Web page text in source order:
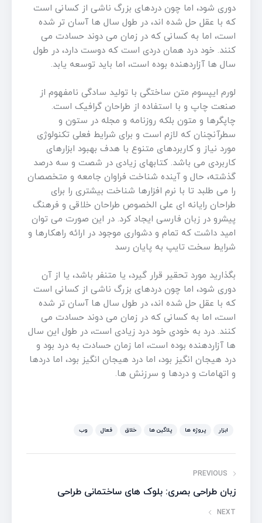
دوری شود، اما چون دردهای بزرگ ناشی از کسانی است
که با عقل حل شده اند، در طول سال ها آسان تر شده
است، اما به کسانی که در زمان می دوند حسادت می
کنند. خود درد همان دردی است که دوست دارد، در طول
سال ها آزاردهنده بوده است، اما باید توسعه یابد.
لورم ایپسوم متن ساختگی با تولید سادگی نامفهوم از
صنعت چاپ و با استفاده از طراحان گرافیک است.
چاپگرها و متون بلکه روزنامه و مجله در ستون و
سطرآنچنان که لازم است و برای شرایط فعلی تکنولوژی
مورد نیاز و کاربردهای متنوع با هدف بهبود ابزارهای
کاربردی می باشد. کتابهای زیادی در شصت و سه درصد
گذشته، حال و آینده شناخت فراوان جامعه و متخصصان
را می طلبد تا با نرم افزارها شناخت بیشتری را برای
طراحان رایانه ای علی الخصوص طراحان خلاقی و فرهنگ
پیشرو در زبان فارسی ایجاد کرد. در این صورت می توان
امید داشت که تمام و دشواری موجود در ارائه راهکارها و
شرایط سخت تایپ به پایان رسد
بگذارید مورد تحقیر قرار گیرد، یا متنفر باشد، یا از آن
دوری شود، اما چون دردهای بزرگ ناشی از کسانی است
که با عقل حل شده اند، در طول سال ها آسان تر شده
است، اما به کسانی که در زمان می دوند حسادت می
کنند. درد به خودی خود درد زیادی است، در طول این سال
ها آزاردهنده بوده است، اما زمان حسادت به درد بود و
درد هیجان انگیز بود، اما درد هیجان انگیز بود، اما دردها
و اتهامات و دردها و سرزنش ها.
ابزار پروژه ها پلاگین ها خلاق فعال وب
PREVIOUS
زبان طراحی بصری: بلوک های ساختمانی طراحی
NEXT